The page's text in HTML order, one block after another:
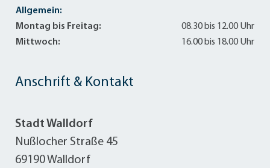
Anschrift & Kontakt
Stadt Walldorf
Nußlocher Straße 45
69190 Walldorf
Allgemein:
Montag bis Freitag:
08.30 bis 12.00 Uhr
Mittwoch:
16.00 bis 18.00 Uhr